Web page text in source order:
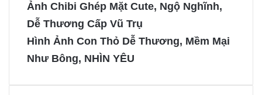
o
o
k
r
e
s
n
g
e
n
g
e
Ảnh Chibi Ghép Mặt Cute, Ngộ Nghĩnh,
Dễ Thương Cấp Vũ Trụ
Hình Ảnh Con Thỏ Dễ Thương, Mềm Mại
Như Bông, NHÌN YÊU